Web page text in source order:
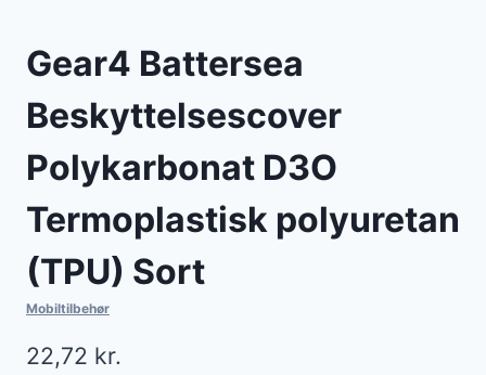
Gear4 Battersea
Beskyttelsescover
Polykarbonat D3O
Termoplastisk polyuretan
(TPU) Sort
Mobiltilbehør
22,72 kr.